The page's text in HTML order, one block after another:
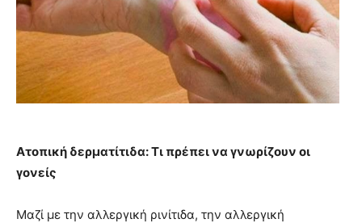
Ατοπική δερματίτιδα: Τι πρέπει να γνωρίζουν οι
γονείς
Μαζί με την αλλεργική ρινίτιδα, την αλλεργική